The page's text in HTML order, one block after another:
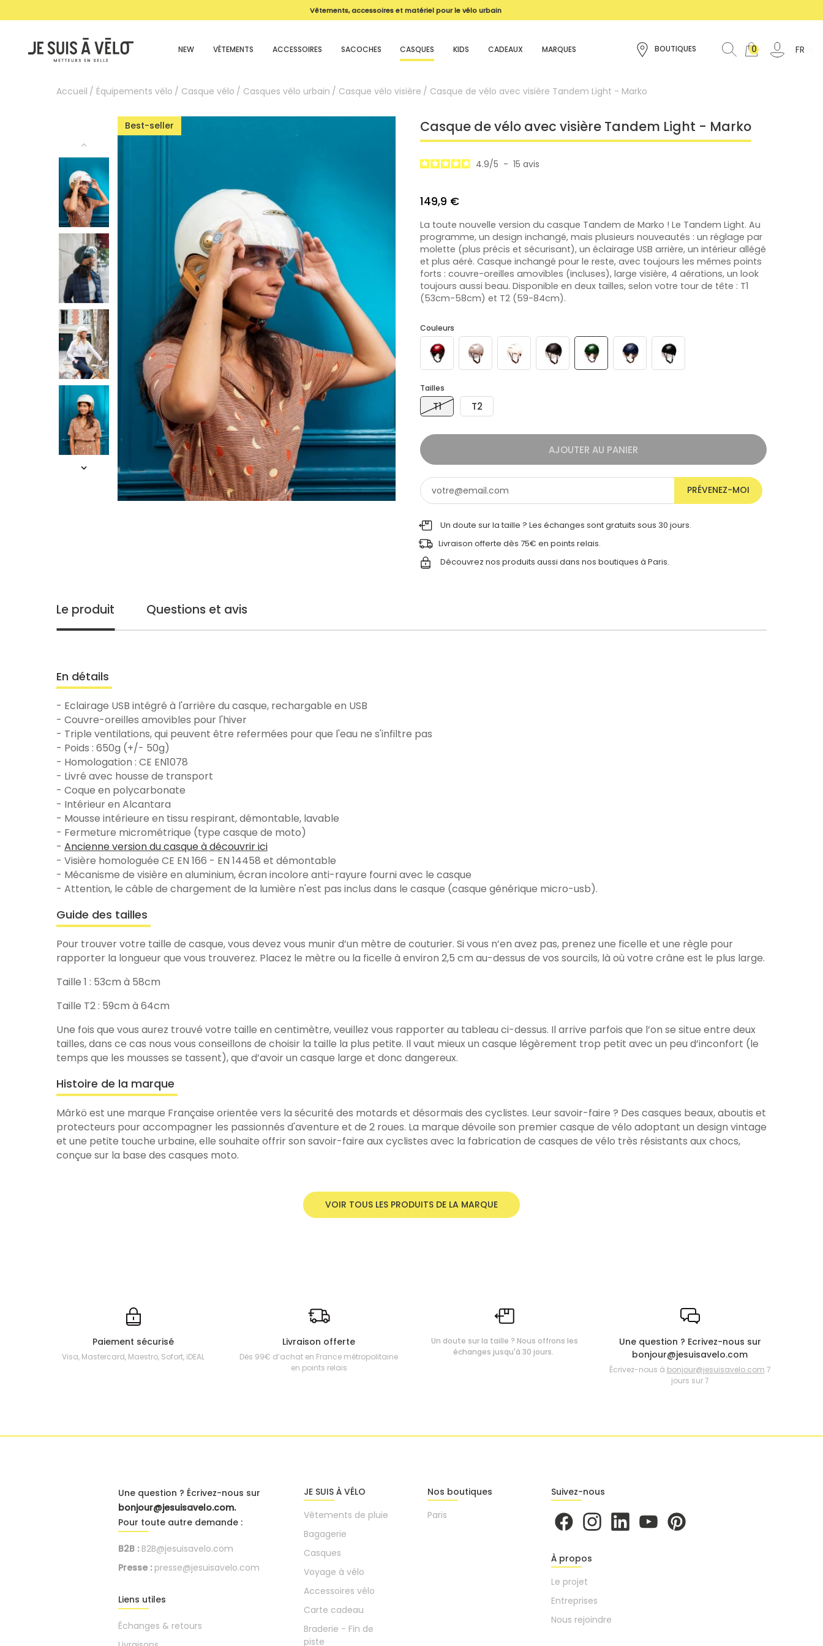
Livraison offerte dès 99€ !
magasin
NEW VÊTEMENTS ACCESSOIRES SACOCHES CASQUES KIDS CADEAUX MARQUES BOUTIQUES 0 FR
Accueil Équipements vélo Casque vélo Casques vélo urbain Casque vélo visière Casque de vélo avec visière Tandem Light - Marko
Best-seller Casque de vélo avec visière Tandem Light - Marko
4.9/5 - 15 avis
149,9 €
La toute nouvelle version du casque Tandem de Marko ! Le Tandem Light. Au
programme, un design inchangé, mais plusieurs nouveautés : un réglage par
molette (plus précis et sécurisant), un éclairage USB arrière, un intérieur allégé
et plus aéré. Casque inchangé pour le reste, avec toujours les mêmes points
forts : couvre-oreilles amovibles (incluses), large visière, 4 aérations, un look
toujours aussi beau. Disponible en deux tailles, selon votre tour de tête : T1
(53cm-58cm) et T2 (59-84cm).
Couleurs
Tailles
T1 T2
AJOUTER AU PANIER
PRÉVENEZ-MOI
Un doute sur la taille ? Les échanges sont gratuits sous 30 jours.
Livraison offerte dès 75€ en points relais.
Découvrez nos produits aussi dans nos boutiques à Paris.
Le produit Questions et avis
En détails
- Eclairage USB intégré à l'arrière du casque, rechargable en USB
- Couvre-oreilles amovibles pour l'hiver
- Triple ventilations, qui peuvent être refermées pour que l'eau ne s'infiltre pas
- Poids : 650g (+/- 50g)
- Homologation : CE EN1078
- Livré avec housse de transport
- Coque en polycarbonate
- Intérieur en Alcantara
- Mousse intérieure en tissu respirant, démontable, lavable
- Fermeture micrométrique (type casque de moto)
- Ancienne version du casque à découvrir ici
- Visière homologuée CE EN 166 - EN 14458 et démontable
- Mécanisme de visière en aluminium, écran incolore anti-rayure fourni avec le casque
- Attention, le câble de chargement de la lumière n'est pas inclus dans le casque (casque générique micro-usb).
Guide des tailles
Pour trouver votre taille de casque, vous devez vous munir d’un mètre de couturier. Si vous n’en avez pas, prenez une ficelle et une règle pour
rapporter la longueur que vous trouverez. Placez le mètre ou la ficelle à environ 2,5 cm au-dessus de vos sourcils, là où votre crâne est le plus large.
Taille 1 : 53cm à 58cm
Taille T2 : 59cm à 64cm
Une fois que vous aurez trouvé votre taille en centimètre, veuillez vous rapporter au tableau ci-dessus. Il arrive parfois que l’on se situe entre deux
tailles, dans ce cas nous vous conseillons de choisir la taille la plus petite. Il vaut mieux un casque légèrement trop petit avec un peu d’inconfort (le
temps que les mousses se tassent), que d’avoir un casque large et donc dangereux.
Histoire de la marque
Mârkö est une marque Française orientée vers la sécurité des motards et désormais des cyclistes. Leur savoir-faire ? Des casques beaux, aboutis et
protecteurs pour accompagner les passionnés d'aventure et de 2 roues. La marque dévoile son premier casque de vélo adoptant un design vintage
et une petite touche urbaine, elle souhaite offrir son savoir-faire aux cyclistes avec la fabrication de casques de vélo très résistants aux chocs,
conçue sur la base des casques moto.
VOIR TOUS LES PRODUITS DE LA MARQUE
Paiement sécurisé
Visa, Mastercard, Maestro, Sofort, iDEAL
Livraison offerte
Dès 99€ d’achat en France métropolitaine
en points relais
Un doute sur la taille ? Nous offrons les
échanges jusqu'à 30 jours.
Une question ? Ecrivez-nous sur
bonjour@jesuisavelo.com
Écrivez-nous à bonjour@jesuisavelo.com 7
jours sur 7
Une question ? Écrivez-nous sur
bonjour@jesuisavelo.com.
Pour toute autre demande :
B2B : B2B@jesuisavelo.com
Presse : presse@jesuisavelo.com
Liens utiles
Échanges & retours
JE SUIS À VÉLO
Vêtements de pluie
Bagagerie
Casques
Voyage à vélo
Accessoires vélo
Carte cadeau
Braderie - Fin de
piste
Nos boutiques
Paris
Suivez-nous
À propos
Le projet
Entreprises
Nous rejoindre